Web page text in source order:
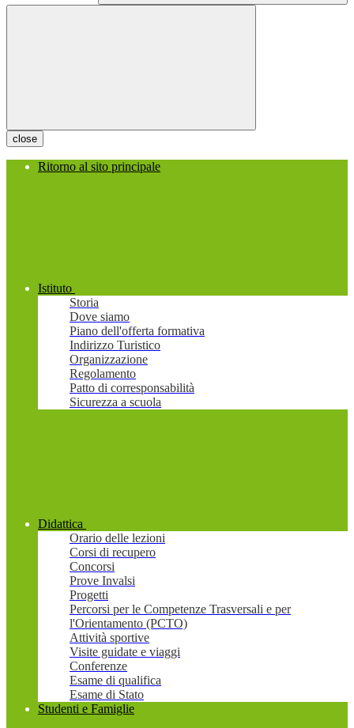
close
Ritorno al sito principale
Istituto
Storia
Dove siamo
Piano dell'offerta formativa
Indirizzo Turistico
Organizzazione
Regolamento
Patto di corresponsabilità
Sicurezza a scuola
Didattica
Orario delle lezioni
Corsi di recupero
Concorsi
Prove Invalsi
Progetti
Percorsi per le Competenze Trasversali e per
l'Orientamento (PCTO)
Attività sportive
Visite guidate e viaggi
Conferenze
Esame di qualifica
Esame di Stato
Studenti e Famiglie